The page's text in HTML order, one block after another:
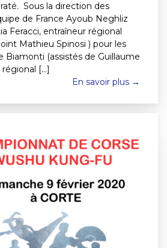
Sous la direction des
de France Ayoub Neghliz
Feracci, entraîneur régional
Mathieu Spinosi ) pour les
Biamonti (assistés de Guillaume
[...]
En savoir plus →